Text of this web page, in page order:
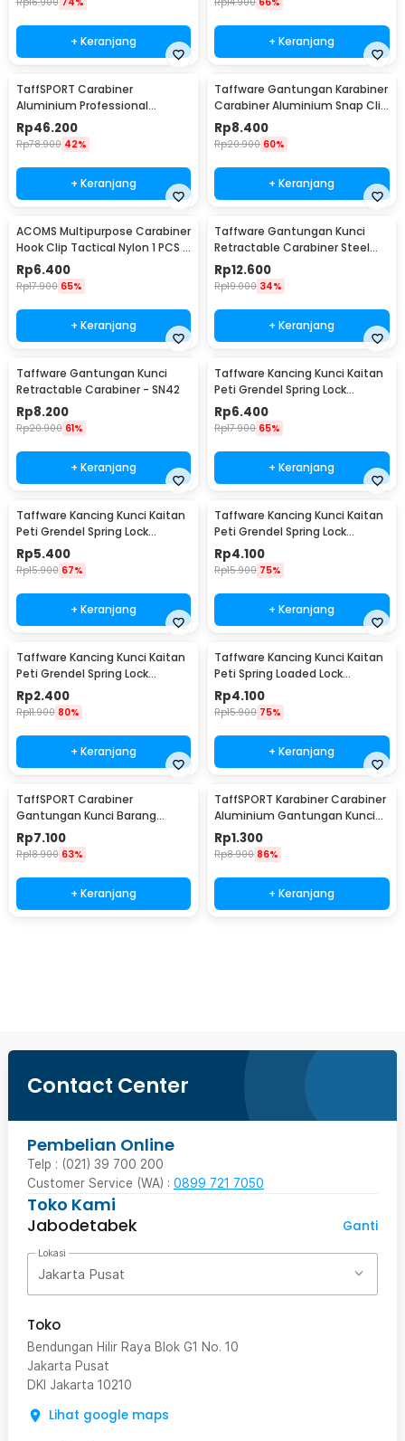
+ Keranjang + Keranjang
TaffSPORT Carabiner
Aluminium Professional
Heavy-Duty Locking 25kN -
CE21
Rp46.200
Rp78.900 42%
+ Keranjang
Taffware Gantungan Karabiner
Carabiner Aluminium Snap Clip
Lock 6 PCS - ST15
Rp8.400
Rp20.900 60%
+ Keranjang
ACOMS Multipurpose Carabiner
Hook Clip Tactical Nylon 1 PCS -
HW75
Rp6.400
Rp17.900 65%
+ Keranjang
Taffware Gantungan Kunci
Retractable Carabiner Steel
Wire - SN40
Rp12.600
Rp19.000 34%
+ Keranjang
Taffware Gantungan Kunci
Retractable Carabiner - SN42
Rp8.200
Rp20.900 61%
+ Keranjang
Taffware Kancing Kunci Kaitan
Peti Grendel Spring Lock
Stainless Steel XL - J107
Rp6.400
Rp17.900 65%
+ Keranjang
Taffware Kancing Kunci Kaitan
Peti Grendel Spring Lock
Stainless Steel L - J107
Rp5.400
Rp15.900 67%
+ Keranjang
Taffware Kancing Kunci Kaitan
Peti Grendel Spring Lock
Stainless Steel M - J107
Rp4.100
Rp15.900 75%
+ Keranjang
Taffware Kancing Kunci Kaitan
Peti Grendel Spring Lock
Stainless Steel S - J107
Rp2.400
Rp11.900 80%
+ Keranjang
Taffware Kancing Kunci Kaitan
Peti Spring Loaded Lock
Stainless Steel M - J108
Rp4.100
Rp15.900 75%
+ Keranjang
TaffSPORT Carabiner
Gantungan Kunci Barang
Stainless Steel Snap Hook -
AT32
Rp7.100
Rp18.900 63%
+ Keranjang
TaffSPORT Karabiner Carabiner
Aluminium Gantungan Kunci
EDC Outdoor 4.6cm - 698
Rp1.300
Rp8.900 86%
+ Keranjang
Contact Center
Pembelian Online
Telp : (021) 39 700 200
Customer Service (WA) : 0899 721 7050
Toko Kami
Jabodetabek
Ganti
Lokasi
Jakarta Pusat
Toko
Bendungan Hilir Raya Blok G1 No. 10
Jakarta Pusat
DKI Jakarta 10210
Lihat google maps